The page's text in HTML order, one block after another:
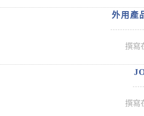
外用產
撰寫
撰寫